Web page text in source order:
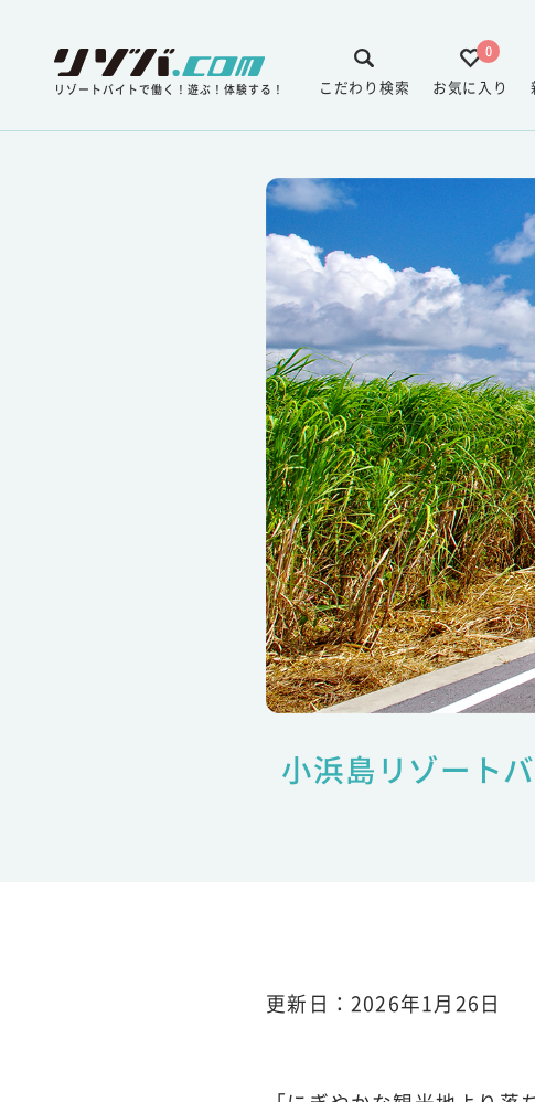
リゾートバイトで働く！遊ぶ！体験する！
0
お気に入り
こだわり検索
小浜島リゾート
更新日：2026年1月26日